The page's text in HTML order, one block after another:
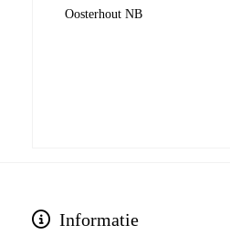
Oosterhout NB
Informatie